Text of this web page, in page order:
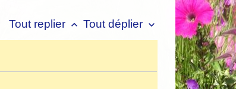
Tout replier keyboard_arrow_up Tout déplier keyboard_arrow_down